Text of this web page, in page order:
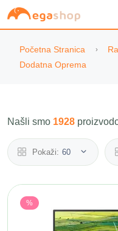
Početna Stranica
Dodatna Oprema
Našli smo 1928
Pokaži: 60
%